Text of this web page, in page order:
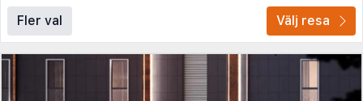
Fler val Välj resa